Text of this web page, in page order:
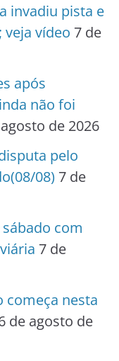
invadiu pista e
vídeo 7 de
após
não foi
de 2026
pelo
08) 7 de
com
7 de
começa nesta
de agosto de